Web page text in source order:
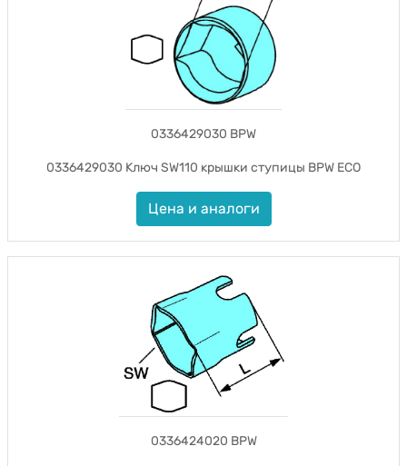
0336429030 BPW
0336429030 Ключ SW110 крышки ступицы BPW ECO
Цена и аналоги
0336424020 BPW